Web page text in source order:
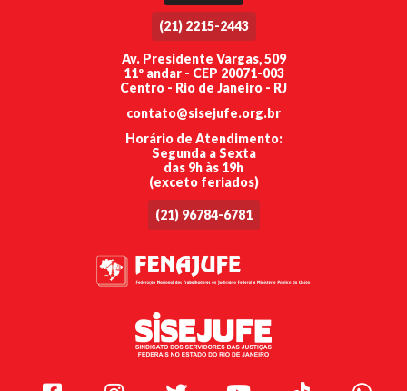
(21) 2215-2443
Av. Presidente Vargas, 509
11º andar - CEP 20071-003
Centro - Rio de Janeiro - RJ
contato@sisejufe.org.br
Horário de Atendimento:
Segunda a Sexta
das 9h às 19h
(exceto feriados)
(21) 96784-6781
Facebook Instagram Twitter Youtube TikTok